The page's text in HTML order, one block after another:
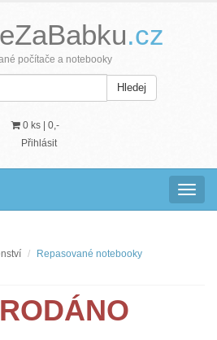
.cz
počítače a notebooky
Hledej
0 ks | 0,-
Přihlásit
Repasované notebooky